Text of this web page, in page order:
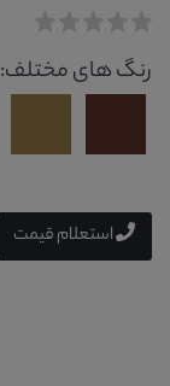
رنگ های مختلف:
استعلام قیمت